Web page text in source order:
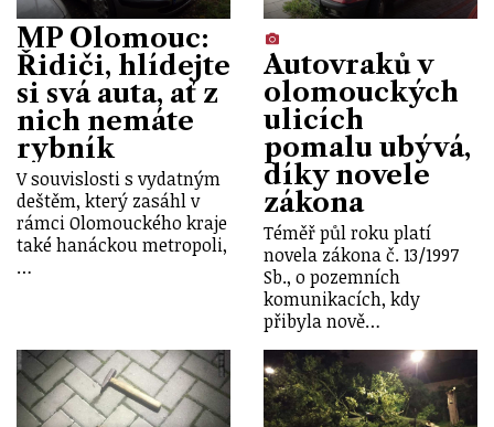
MP Olomouc:
Řidiči, hlídejte
si svá auta, ať z
nich nemáte
rybník
V souvislosti s vydatným
deštěm, který zasáhl v
rámci Olomouckého kraje
také hanáckou metropoli,
…
Autovraků v
olomouckých
ulicích
pomalu ubývá,
díky novele
zákona
Téměř půl roku platí
novela zákona č. 13/1997
Sb., o pozemních
komunikacích, kdy
přibyla nově…